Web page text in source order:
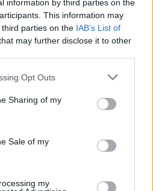
information by third parties on the
This information may
parties on the IAB’s List of
may further disclose it to other
Opt Outs
Sharing of my
Sale of my
my
Věk: ??
Kontakt
uživateli vzkaz
profilu a chatu
: 31.12.2025 08:51